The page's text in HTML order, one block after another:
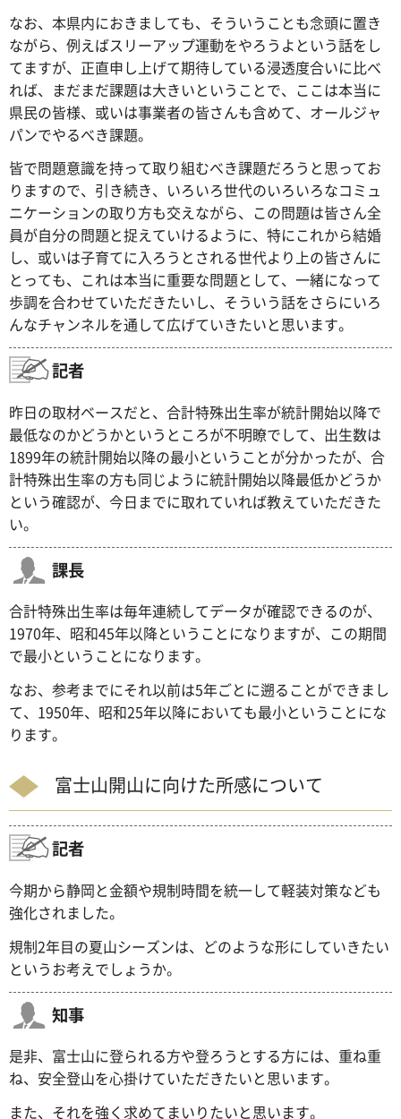
なお、本県内におきましても、そういうことも念頭に置き
ながら、例えばスリーアップ運動をやろうよという話をし
てますが、正直申し上げて期待している浸透度合いに比べ
れば、まだまだ課題は大きいということで、ここは本当に
県民の皆様、或いは事業者の皆さんも含めて、オールジャ
パンでやるべき課題。
皆で問題意識を持って取り組むべき課題だろうと思ってお
りますので、引き続き、いろいろ世代のいろいろなコミュ
ニケーションの取り方も交えながら、この問題は皆さん全
員が自分の問題と捉えていけるように、特にこれから結婚
し、或いは子育てに入ろうとされる世代より上の皆さんに
とっても、これは本当に重要な問題として、一緒になって
歩調を合わせていただきたいし、そういう話をさらにいろ
んなチャンネルを通して広げていきたいと思います。
記者
昨日の取材ベースだと、合計特殊出生率が統計開始以降で
最低なのかどうかというところが不明瞭でして、出生数は
1899年の統計開始以降の最小ということが分かったが、合
計特殊出生率の方も同じように統計開始以降最低かどうか
という確認が、今日までに取れていれば教えていただきた
い。
課長
合計特殊出生率は毎年連続してデータが確認できるのが、
1970年、昭和45年以降ということになりますが、この期間
で最小ということになります。
なお、参考までにそれ以前は5年ごとに遡ることができまし
て、1950年、昭和25年以降においても最小ということにな
ります。
富士山開山に向けた所感について
記者
今期から静岡と金額や規制時間を統一して軽装対策なども
強化されました。
規制2年目の夏山シーズンは、どのような形にしていきたい
というお考えでしょうか。
知事
是非、富士山に登られる方や登ろうとする方には、重ね重
ね、安全登山を心掛けていただきたいと思います。
また、それを強く求めてまいりたいと思います。